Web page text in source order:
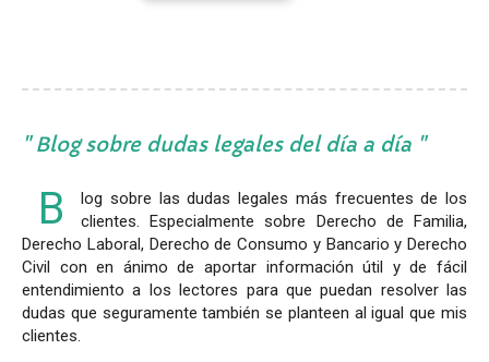
Blog sobre dudas legales del día a día
B
log sobre las dudas legales más frecuentes de los
clientes. Especialmente sobre Derecho de Familia,
Derecho Laboral, Derecho de Consumo y Bancario y Derecho
Civil con en ánimo de aportar información útil y de fácil
entendimiento a los lectores para que puedan resolver las
dudas que seguramente también se planteen al igual que mis
clientes.